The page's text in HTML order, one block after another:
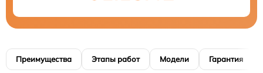
Преимущества Этапы работ Модели Гарантия